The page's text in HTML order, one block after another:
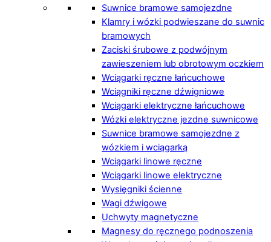
Suwnice bramowe samojezdne
Klamry i wózki podwieszane do suwnic
bramowych
Zaciski śrubowe z podwójnym
zawieszeniem lub obrotowym oczkiem
Wciągarki ręczne łańcuchowe
Wciągniki ręczne dźwigniowe
Wciągarki elektryczne łańcuchowe
Wózki elektryczne jezdne suwnicowe
Suwnice bramowe samojezdne z
wózkiem i wciągarką
Wciągarki linowe ręczne
Wciągarki linowe elektryczne
Wysięgniki ścienne
Wagi dźwigowe
Uchwyty magnetyczne
Magnesy do ręcznego podnoszenia